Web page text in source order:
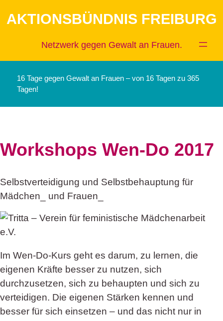
Inhalt
AKTIONSBÜNDNIS FREIBURG
Netzwerk gegen Gewalt an Frauen.
16 Tage gegen Gewalt an Frauen – von 16 Tagen zu 365
Tagen!
Workshops Wen-Do 2017
Selbstverteidigung und Selbstbehauptung für
Mädchen_ und Frauen_
Im Wen-Do-Kurs geht es darum, zu lernen, die
eigenen Kräfte besser zu nutzen, sich
durchzusetzen, sich zu behaupten und sich zu
verteidigen. Die eigenen Stärken kennen und
besser für sich einsetzen – und das nicht nur in